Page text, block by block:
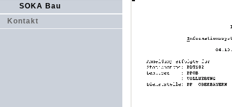
SOKA Bau
Kontakt